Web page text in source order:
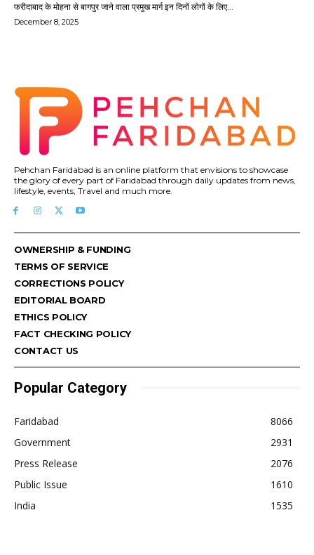
फरीदाबाद के मोहना से बागपुर जाने वाला प्रमुख मार्ग इन दिनों लोगों के लिए...
December 8, 2025
Pehchan Faridabad is an online platform that envisions to showcase
the glory of every part of Faridabad through daily updates from news,
lifestyle, events, Travel and much more.
OWNERSHIP & FUNDING
TERMS OF SERVICE
CORRECTIONS POLICY
EDITORIAL BOARD
ETHICS POLICY
FACT CHECKING POLICY
CONTACT US
Popular Category
Faridabad
8066
Government
2931
Press Release
2076
Public Issue
1610
India
1535